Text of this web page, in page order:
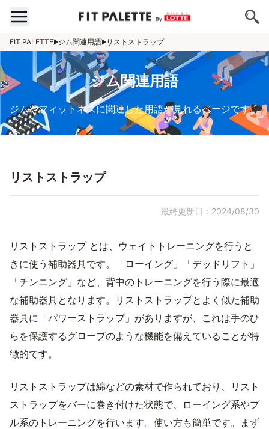
FIT PALETTE ジム関連用語 リストストラップ
ジム関連用語
ジムやフィットネスに関連した用語が見れるページです。
リストストラップ
最終更新日：2024/08/30
リストストラップ とは、ウェイトトレーニングを行うと
きに使う補助器具です。「ローイング」「デッドリフト」
「チンニング」など、背中のトレーニングを行う際に最適
な補助器具となります。リストストラップとよく似た補助
器具に「パワーストラップ」がありますが、これは手のひ
らを保護するグローブのような機能を備えていることが特
徴的です。
リストストラップは綿などの素材で作られており、リスト
ストラップをバーに巻き付けた状態で、ローイング系やプ
ル系のトレーニングを行います。使い方も簡単です。まず